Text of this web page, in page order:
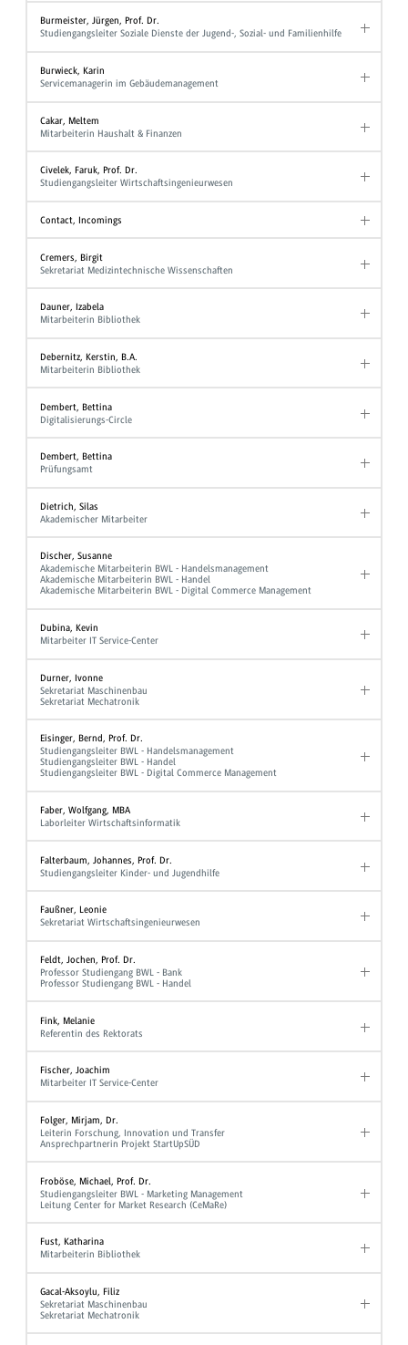
Burmeister, Jürgen, Prof. Dr.
Studiengangsleiter Soziale Dienste der Jugend-, Sozial- und Familienhilfe
Burwieck, Karin
Servicemanagerin im Gebäudemanagement
Cakar, Meltem
Mitarbeiterin Haushalt & Finanzen
Civelek, Faruk, Prof. Dr.
Studiengangsleiter Wirtschaftsingenieurwesen
Contact, Incomings
Cremers, Birgit
Sekretariat Medizintechnische Wissenschaften
Dauner, Izabela
Mitarbeiterin Bibliothek
Debernitz, Kerstin, B.A.
Mitarbeiterin Bibliothek
Dembert, Bettina
Digitalisierungs-Circle
Dembert, Bettina
Prüfungsamt
Dietrich, Silas
Akademischer Mitarbeiter
Discher, Susanne
Akademische Mitarbeiterin BWL - Handelsmanagement
Akademische Mitarbeiterin BWL - Handel
Akademische Mitarbeiterin BWL - Digital Commerce Management
Dubina, Kevin
Mitarbeiter IT Service-Center
Durner, Ivonne
Sekretariat Maschinenbau
Sekretariat Mechatronik
Eisinger, Bernd, Prof. Dr.
Studiengangsleiter BWL - Handelsmanagement
Studiengangsleiter BWL - Handel
Studiengangsleiter BWL - Digital Commerce Management
Faber, Wolfgang, MBA
Laborleiter Wirtschaftsinformatik
Falterbaum, Johannes, Prof. Dr.
Studiengangsleiter Kinder- und Jugendhilfe
Faußner, Leonie
Sekretariat Wirtschaftsingenieurwesen
Feldt, Jochen, Prof. Dr.
Professor Studiengang BWL - Bank
Professor Studiengang BWL - Handel
Fink, Melanie
Referentin des Rektorats
Fischer, Joachim
Mitarbeiter IT Service-Center
Folger, Mirjam, Dr.
Leiterin Forschung, Innovation und Transfer
Ansprechpartnerin Projekt StartUpSÜD
Froböse, Michael, Prof. Dr.
Studiengangsleiter BWL - Marketing Management
Leitung Center for Market Research (CeMaRe)
Fust, Katharina
Mitarbeiterin Bibliothek
Gacal-Aksoylu, Filiz
Sekretariat Maschinenbau
Sekretariat Mechatronik